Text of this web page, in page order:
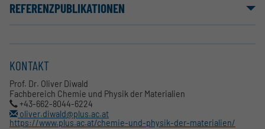
REFERENZPUBLIKATIONEN
KONTAKT
Prof. Dr. Oliver Diwald
Fachbereich Chemie und Physik der Materialien
+43-662-8044-6224
oliver.diwald@plus.ac.at
https://www.plus.ac.at/chemie-und-physik-der-materialien/